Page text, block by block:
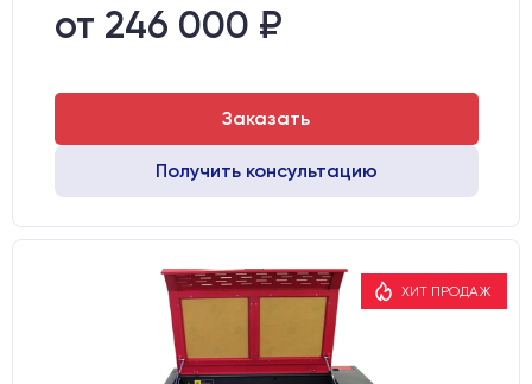
Направляющие оси Y:
Направляющие оси Х:
от 246 000 ₽
Заказать
Получить консультацию
ХИТ ПРОДАЖ